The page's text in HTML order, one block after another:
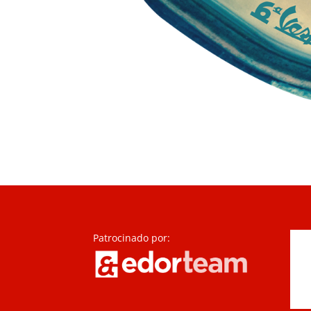
Patrocinado por: